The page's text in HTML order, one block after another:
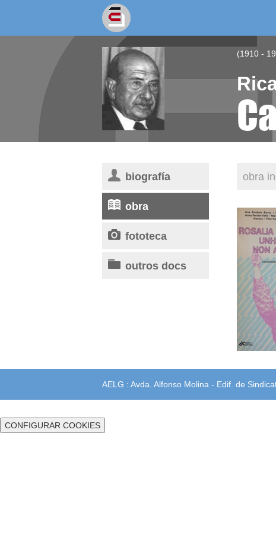
socios/as
(1910 -
biografía
obra
fototeca
outros docs
obra
AELG : Avda. Alfonso Molina - Edif. de
CONFIGURAR COOKIES